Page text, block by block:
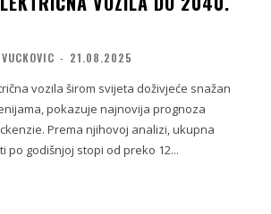
- 21.08.2025
vozila širom svijeta doživjeće snažan
pokazuje najnovija prognoza
Prema njihovoj analizi, ukupna
po godišnjoj stopi od preko 12...